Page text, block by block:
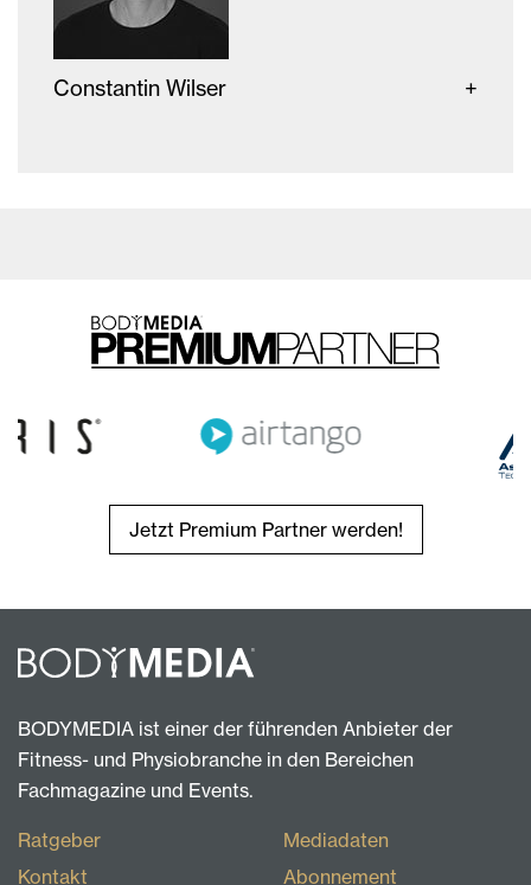
Constantin Wilser
Jetzt Premium Partner werden!
BODYMEDIA ist einer der führenden Anbieter der
Fitness- und Physiobranche in den Bereichen
Fachmagazine und Events.
Ratgeber
Kontakt
Mediadaten
Abonnement